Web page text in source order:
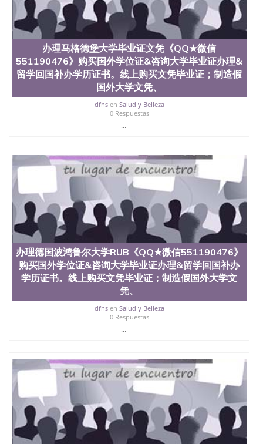
材料； 3、留服注册申请账号，付定金； 4、预约递
交时间，公司人员陪同客户本人一起去留服递交材
料； 5、等待结果，完成结果书留服直接邮寄给客户
6、客户确认收到结果，付余款。 我们对海外大学及
学院的毕业证成绩单所使用的材料，尺寸大小，防伪
结构（包括：水印，阴影底纹，钢印LOGO烫金烫
银，LOGO烫金烫银复合重叠。 文字图案浮雕，激光
镭射，紫外荧光，温感，复印防伪）都有原版本文凭
对照。质量得到了广大海外客户群体的认可，同时和
海外学校留学中介， 同时能做到与时俱进，及时掌握
各大院校的（毕业证，成绩单，资格证，学生卡，结
业证，录取通知书，在读证明等相关材料）的版本更
原版实物，以求达到客户的需求。 我们的优势： 我
们在保证合理定价的同时，坚持较高性价比，通过品
质和效率不断优化，为您倾情诠释什么是高性价比。
咨询顾问：Sam q/微信:551190476 Q/微
信:551190476办理毕业证成绩单、教育部认证,录取通
知书，雅思，留学回国证明.
公司专业制作、办理、仿制、成绩单文凭、改成绩、
教育部学历学位认证、毕业证、成绩单、文凭、学历
文凭、假文凭假毕业证假学历书制作、假制作、办
理、仿制学位证书、毕业证文凭、文凭毕业证、毕业
证认证、留服认证、使馆认证、使馆证明、使馆留学
回国人员证明、留学生认证、学历认证、文凭认证学
位认证、留学生学历认证、留学生学位认证、英国文
凭学历、美国文凭学历、澳洲文凭学历、加拿大文凭
University）圣何塞州立大学毕业证（San Jose State
University）圣何塞州立大学成绩单（San Jose State
University）圣何塞州立大学成绩单（ San Jose State
University）圣何塞州立大学成绩单（San Jose State
University）成绩单圣何塞州立大学文凭（San Jose
State University）圣何塞州立大学（San Jose State
University）圣何塞州立大学（San Jose State
University）圣何塞州立大学（ San Jose State
办理马格德堡大学毕业证文凭《QQ★微信
551190476》购买国外学位证&咨询大学毕业证办理&
留学回国补办学历证书。线上购买文凭毕业证；制造假
国外大学文凭、
dfnsen Salud y Belleza
0 Respuestas
...
办理德国波鸿鲁尔大学RUB《QQ★微信551190476》
购买国外学位证&咨询大学毕业证办理&留学回国补办
学历证书。线上购买文凭毕业证；制造假国外大学文
凭、
dfnsen Salud y Belleza
0 Respuestas
...